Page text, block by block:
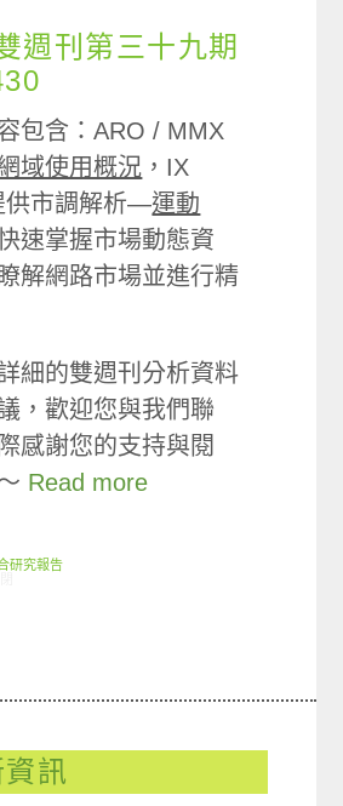
週刊第三十九期
包含：ARO / MMX
域使用概況 ，IX
供市調解析—運動
速掌握市場動態資
解網路市場並進行精
細的雙週刊分析資料
，歡迎您與我們聯
感謝您的支持與閱
Read more
研究報告
訊